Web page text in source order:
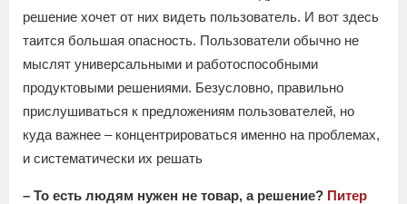
решение хочет от них видеть пользователь. И вот здесь
таится большая опасность. Пользователи обычно не
мыслят универсальными и работоспособными
продуктовыми решениями. Безусловно, правильно
прислушиваться к предложениям пользователей, но
куда важнее – концентрироваться именно на проблемах,
и систематически их решать
– То есть людям нужен не товар, а решение? Питер